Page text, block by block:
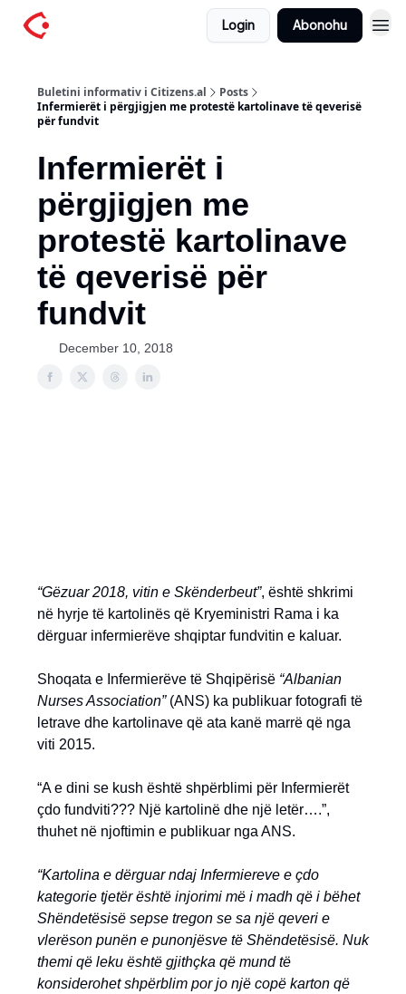
Login Abonohu
Buletini informativ i Citizens.al
Posts
Infermierët i përgjigjen me protestë kartolinave të qeverisë
për fundvit
Infermierët i
përgjigjen me
protestë kartolinave
të qeverisë për
fundvit
December 10, 2018
“Gëzuar 2018, vitin e Skënderbeut”, është shkrimi
në hyrje të kartolinës që Kryeministri Rama i ka
dërguar infermierëve shqiptar fundvitin e kaluar.
Shoqata e Infermierëve të Shqipërisë “Albanian
Nurses Association”(ANS) ka publikuar fotografi të
letrave dhe kartolinave që ata kanë marrë që nga
viti 2015.
“A e dini se kush është shpërblimi për Infermierët
çdo fundviti??? Një kartolinë dhe një letër….”,
thuhet në njoftimin e publikuar nga ANS.
“Kartolina e dërguar ndaj Infermiereve e çdo
kategorie tjetër është injorimi më i madh që i bëhet
Shëndetësisë sepse tregon se sa një qeveri e
vlerëson punën e punonjësve të Shëndetësisë. Nuk
themi që leku është gjithçka që mund të
konsiderohet shpërblim por jo një copë karton që